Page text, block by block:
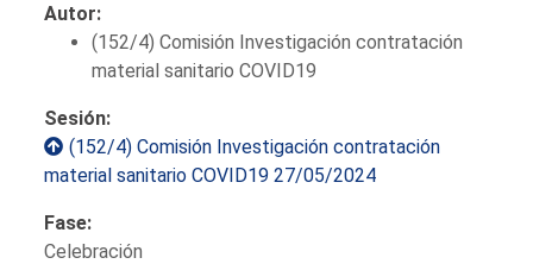
Autor:
(152/4) Comisión Investigación contratación
material sanitario COVID19
Sesión:
(152/4) Comisión Investigación contratación
material sanitario COVID19 27/05/2024
Fase:
Celebración